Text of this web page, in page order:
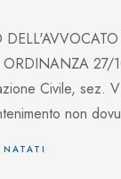
ORDINANZA 27/
Civile, sez.
non